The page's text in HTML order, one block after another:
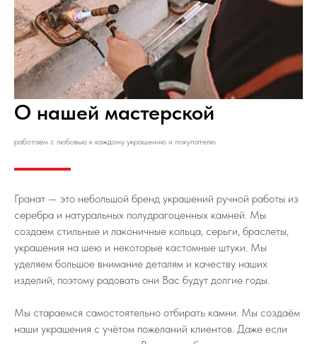
О нашей мастерской
работаем с любовью к каждому украшению и покупателю
Гранат — это небольшой бренд украшений ручной работы из
серебра и натуральных полудрагоценных камней. Мы
создаем стильные и лаконичные кольца, серьги, браслеты,
украшения на шею и некоторые кастомные штуки. Мы
уделяем большое внимание деталям и качеству наших
изделий, поэтому радовать они Вас будут долгие годы.
Мы стараемся самостоятельно отбирать камни. Мы создаём
наши украшения с учётом пожеланий клиентов. Даже если